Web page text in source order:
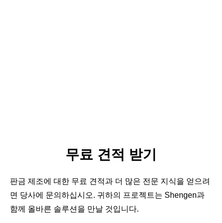
무료 견적 받기
판금 제조에 대한 무료 견적과 더 많은 전문 지식을 얻으려
면 당사에 문의하십시오. 귀하의 프로젝트는 Shengen과
함께 올바른 솔루션을 만날 것입니다.